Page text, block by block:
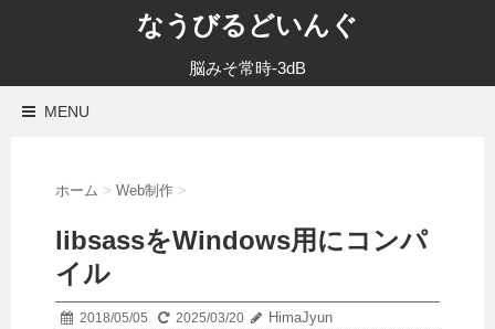
なうびるどいんぐ
脳みそ常時-3dB
MENU
ホーム > Web制作 >
libsassをWindows用にコンパ
イル
2018/05/05 2025/03/20 HimaJyun